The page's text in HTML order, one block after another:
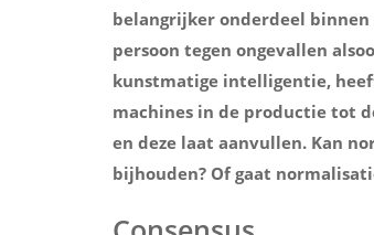
belangrijker onderdeel
persoon tegen ongevallen
kunstmatige intelligentie,
machines in de productie tot
en deze laat aanvullen. Kan
bijhouden? Of gaat